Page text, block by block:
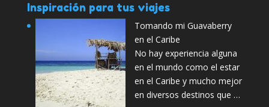
Inspiración para tus viajes
Tomando mi Guavaberry
en el Caribe
No hay experiencia alguna
en el mundo como el estar
en el Caribe y mucho mejor
en diversos destinos que …